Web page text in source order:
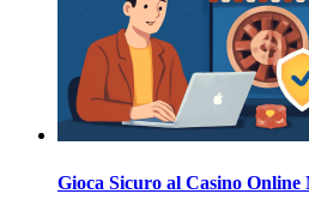
Gioca Sicuro al Casino